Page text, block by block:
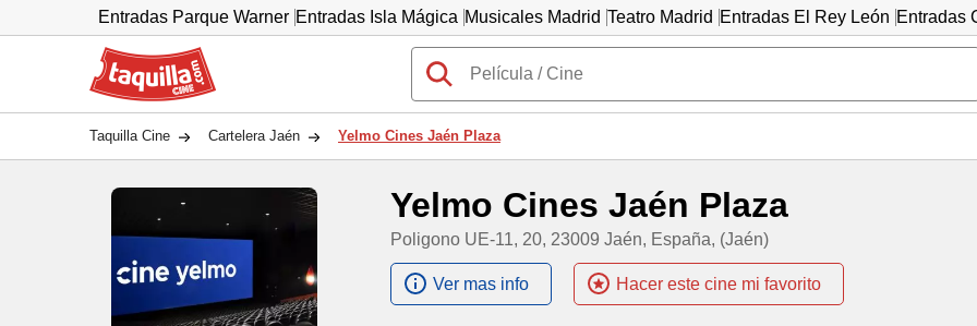
Entradas Parque Warner Entradas Isla Mágica Musicales Madrid Teatro Madrid Entradas El Rey León Entradas
Taquilla.com
Taquilla Cine Cartelera Jaén Yelmo Cines Jaén Plaza
Yelmo Cines Jaén Plaza
Poligono UE-11, 20, 23009 Jaén, España, (Jaén)
Ver mas info Hacer este cine mi favorito